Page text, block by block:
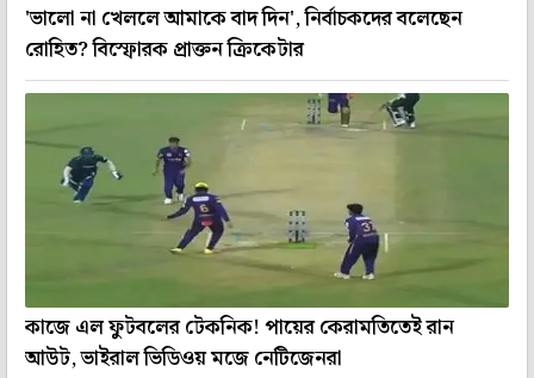
'ভালো না খেললে আমাকে বাদ দিন', নির্বাচকদের বলেছেন
রোহিত? বিস্ফোরক প্রাক্তন ক্রিকেটার
কাজে এল ফুটবলের টেকনিক! পায়ের কেরামতিতেই রান
আউট, ভাইরাল ভিডিওয় মজে নেটিজেনরা